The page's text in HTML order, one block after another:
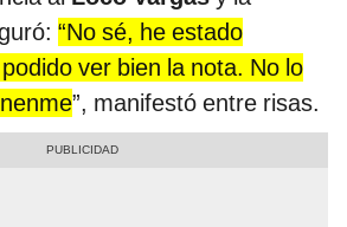
“No sé, he estado
ver bien la nota. No lo
”, manifestó entre risas.